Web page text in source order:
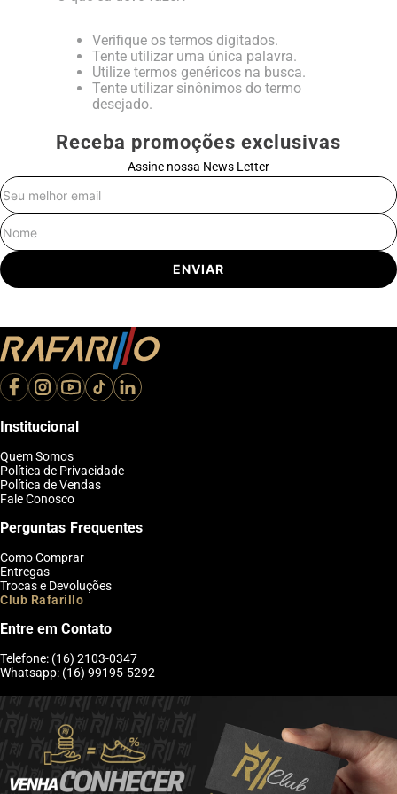
Verifique os termos digitados.
Tente utilizar uma única palavra.
Utilize termos genéricos na busca.
Tente utilizar sinônimos do termo
desejado.
Receba promoções exclusivas
Assine nossa News Letter
ENVIAR
Institucional
Quem Somos
Política de Privacidade
Política de Vendas
Fale Conosco
Perguntas Frequentes
Como Comprar
Entregas
Trocas e Devoluções
Club Rafarillo
Entre em Contato
Telefone: (16) 2103-0347
Whatsapp: (16) 99195-5292